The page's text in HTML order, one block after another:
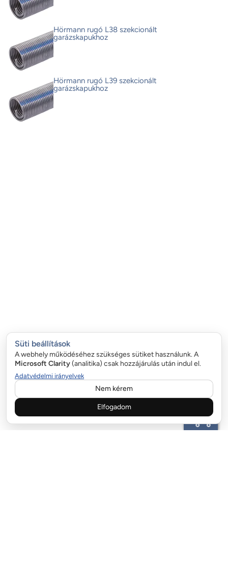
Hörmann rugó L38 szekcionált
garázskapukhoz
Hörmann rugó L39 szekcionált
garázskapukhoz
Süti beállítások
A webhely működéséhez szükséges sütiket használunk. A
Microsoft Clarity(analitika) csak hozzájárulás után indul el.
Adatvédelmi irányelvek
Nem kérem
Elfogadom